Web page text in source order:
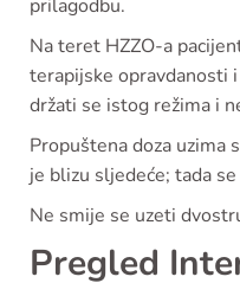
prilagodbu.
Na teret HZZO-a
terapijske opravdanosti
držati se istog režima i
Propuštena doza uzima
je blizu sljedeće; tada
Ne smije se uzeti
Pregled